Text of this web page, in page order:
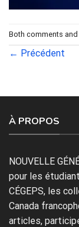
Both comments and
← Précédent
À PROPOS
NOUVELLE
pour les
CÉGEPS, les
Canada
articles,